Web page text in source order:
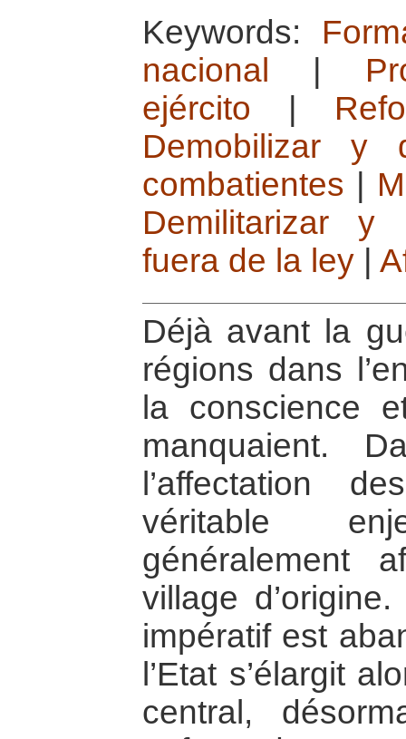
Keywords:
nacional
ejército
Demobilizar y
combatientes
Demilitarizar y
fuera de la ley
Déjà avant la
régions dans
la conscience
manquaient.
l’affectation
véritable
généralement
village
impératif est
l’Etat s’élargit
central,